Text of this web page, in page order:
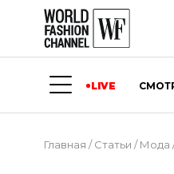
LIVE
Главная /Статьи /Мода